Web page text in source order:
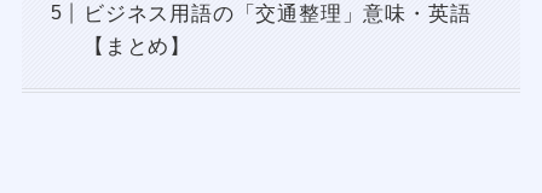
ビジネス用語の「交通整理」意味・英語
【まとめ】